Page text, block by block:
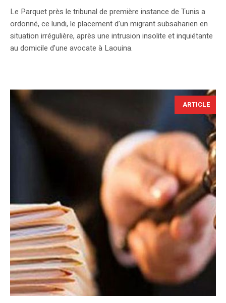
Le Parquet près le tribunal de première instance de Tunis a
ordonné, ce lundi, le placement d’un migrant subsaharien en
situation irrégulière, après une intrusion insolite et inquiétante
au domicile d’une avocate à Laouina.
ARTICLE